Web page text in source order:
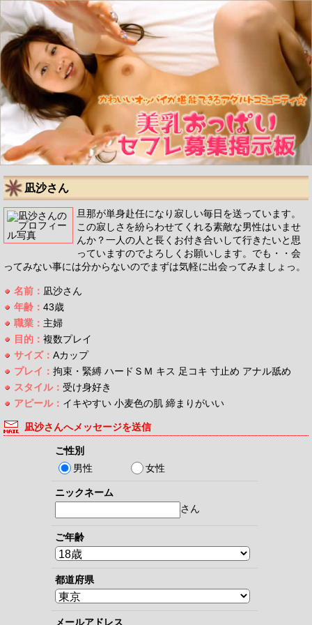
凪沙さん
旦那が単身赴任になり寂しい毎日を送っています。
この寂しさを紛らわせてくれる素敵な男性はいませ
んか？一人の人と長くお付き合いして行きたいと思
っていますのでよろしくお願いします。でも・・会
ってみない事には分からないのでまずは気軽に出会ってみましょっ。
名前： 凪沙さん
年齢： 43歳
職業： 主婦
目的： 複数プレイ
サイズ： Aカップ
プレイ： 拘束・緊縛 ハードＳＭ キス 足コキ 寸止め アナル舐め
スタイル： 受け身好き
アピール： イキやすい 小麦色の肌 締まりがいい
凪沙さんへメッセージを送信